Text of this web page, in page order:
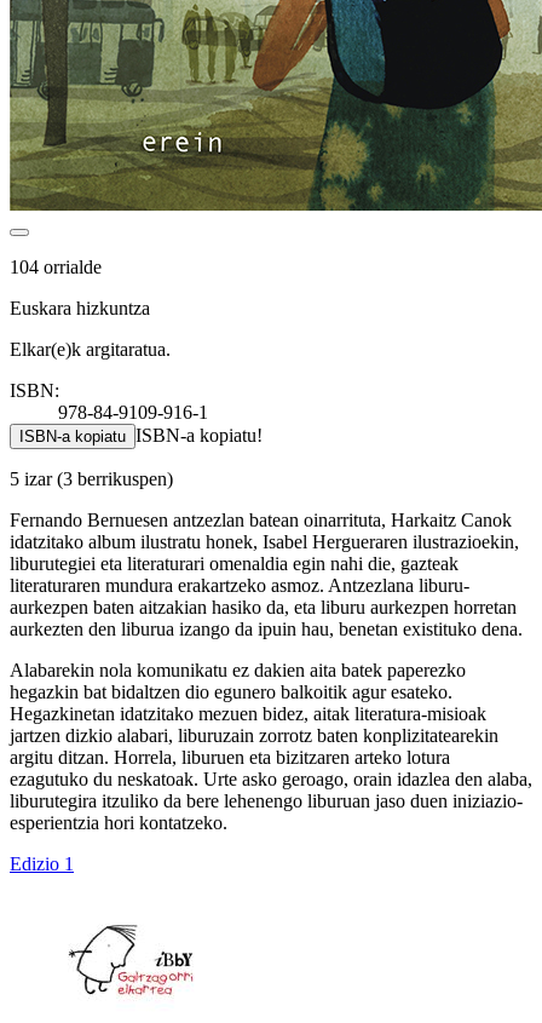
104 orrialde
Euskara hizkuntza
Elkar(e)k argitaratua.
ISBN:
978-84-9109-916-1
ISBN-a kopiatu ISBN-a kopiatu!
5 izar(3 berrikuspen)
Fernando Bernuesen antzezlan batean oinarrituta, Harkaitz Canok
idatzitako album ilustratu honek, Isabel Hergueraren ilustrazioekin,
liburutegiei eta literaturari omenaldia egin nahi die, gazteak
literaturaren mundura erakartzeko asmoz. Antzezlana liburu-
aurkezpen baten aitzakian hasiko da, eta liburu aurkezpen horretan
aurkezten den liburua izango da ipuin hau, benetan existituko dena.
Alabarekin nola komunikatu ez dakien aita batek paperezko
hegazkin bat bidaltzen dio egunero balkoitik agur esateko.
Hegazkinetan idatzitako mezuen bidez, aitak literatura-misioak
jartzen dizkio alabari, liburuzain zorrotz baten konplizitatearekin
argitu ditzan. Horrela, liburuen eta bizitzaren arteko lotura
ezagutuko du neskatoak. Urte asko geroago, orain idazlea den alaba,
liburutegira itzuliko da bere lehenengo liburuan jaso duen iniziazio-
esperientzia hori kontatzeko.
Edizio 1